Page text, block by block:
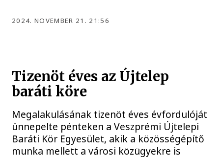
2024. NOVEMBER 21. 21:56
Tizenöt éves az Újtelep
baráti köre
Megalakulásának tizenöt éves évfordulóját
ünnepelte pénteken a Veszprémi Újtelepi
Baráti Kör Egyesület, akik a közösségépítő
munka mellett a városi közügyekre is